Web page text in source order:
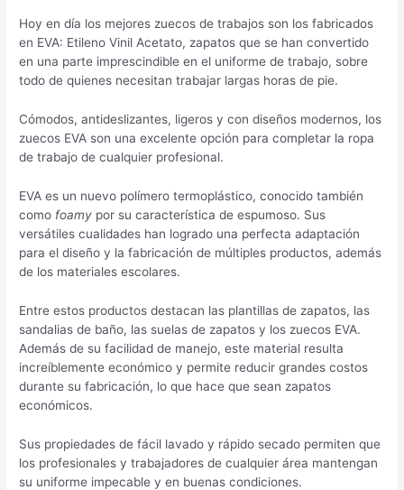
Hoy en día los mejores zuecos de trabajos son los fabricados
en EVA: Etileno Vinil Acetato, zapatos que se han convertido
en una parte imprescindible en el uniforme de trabajo, sobre
todo de quienes necesitan trabajar largas horas de pie.
Cómodos, antideslizantes, ligeros y con diseños modernos, los
zuecos EVA son una excelente opción para completar la ropa
de trabajo de cualquier profesional.
EVA es un nuevo polímero termoplástico, conocido también
como foamy por su característica de espumoso. Sus
versátiles cualidades han logrado una perfecta adaptación
para el diseño y la fabricación de múltiples productos, además
de los materiales escolares.
Entre estos productos destacan las plantillas de zapatos, las
sandalias de baño, las suelas de zapatos y los zuecos EVA.
Además de su facilidad de manejo, este material resulta
increíblemente económico y permite reducir grandes costos
durante su fabricación, lo que hace que sean zapatos
económicos.
Sus propiedades de fácil lavado y rápido secado permiten que
los profesionales y trabajadores de cualquier área mantengan
su uniforme impecable y en buenas condiciones.